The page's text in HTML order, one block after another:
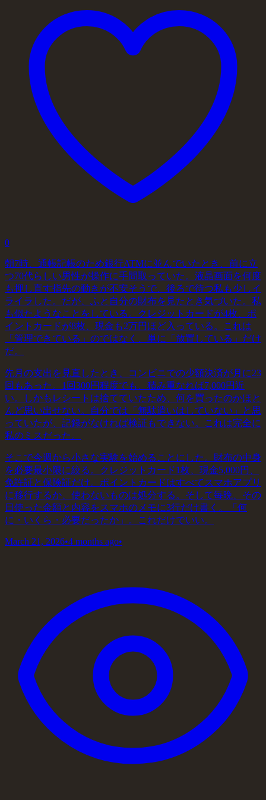
0
朝7時、通帳記帳のため銀行ATMに並んでいたとき、前に立
つ70代らしい男性が操作に手間取っていた。液晶画面を何度
も押し直す指先の動きが不安そうで、後ろで待つ私も少しイ
ライラした。だが、ふと自分の財布を見たとき気づいた。私
も似たようなことをしている。クレジットカードが4枚、ポ
イントカードが8枚、現金も2万円ほど入っている。これは
「管理できている」のではなく、単に「放置している」だけ
だ。
先月の支出を見直したとき、コンビニでの少額決済が月に23
回もあった。1回300円程度でも、積み重なれば7,000円近
い。しかもレシートは捨てていたため、何を買ったのかほと
んど思い出せない。自分では「無駄遣いはしていない」と思
っていたが、記録がなければ検証もできない。これは完全に
私のミスだった。
そこで今週から小さな実験を始めることにした。財布の中身
を必要最小限に絞る。クレジットカード1枚、現金5,000円、
免許証と保険証だけ。ポイントカードはすべてスマホアプリ
に移行するか、使わないものは処分する。そして毎晩、その
日使った金額と内容をスマホのメモに3行だけ書く。「何
に・いくら・必要だったか」。これだけでいい。
March 21, 2026•4 months ago•